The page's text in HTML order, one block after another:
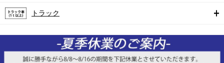
トラック